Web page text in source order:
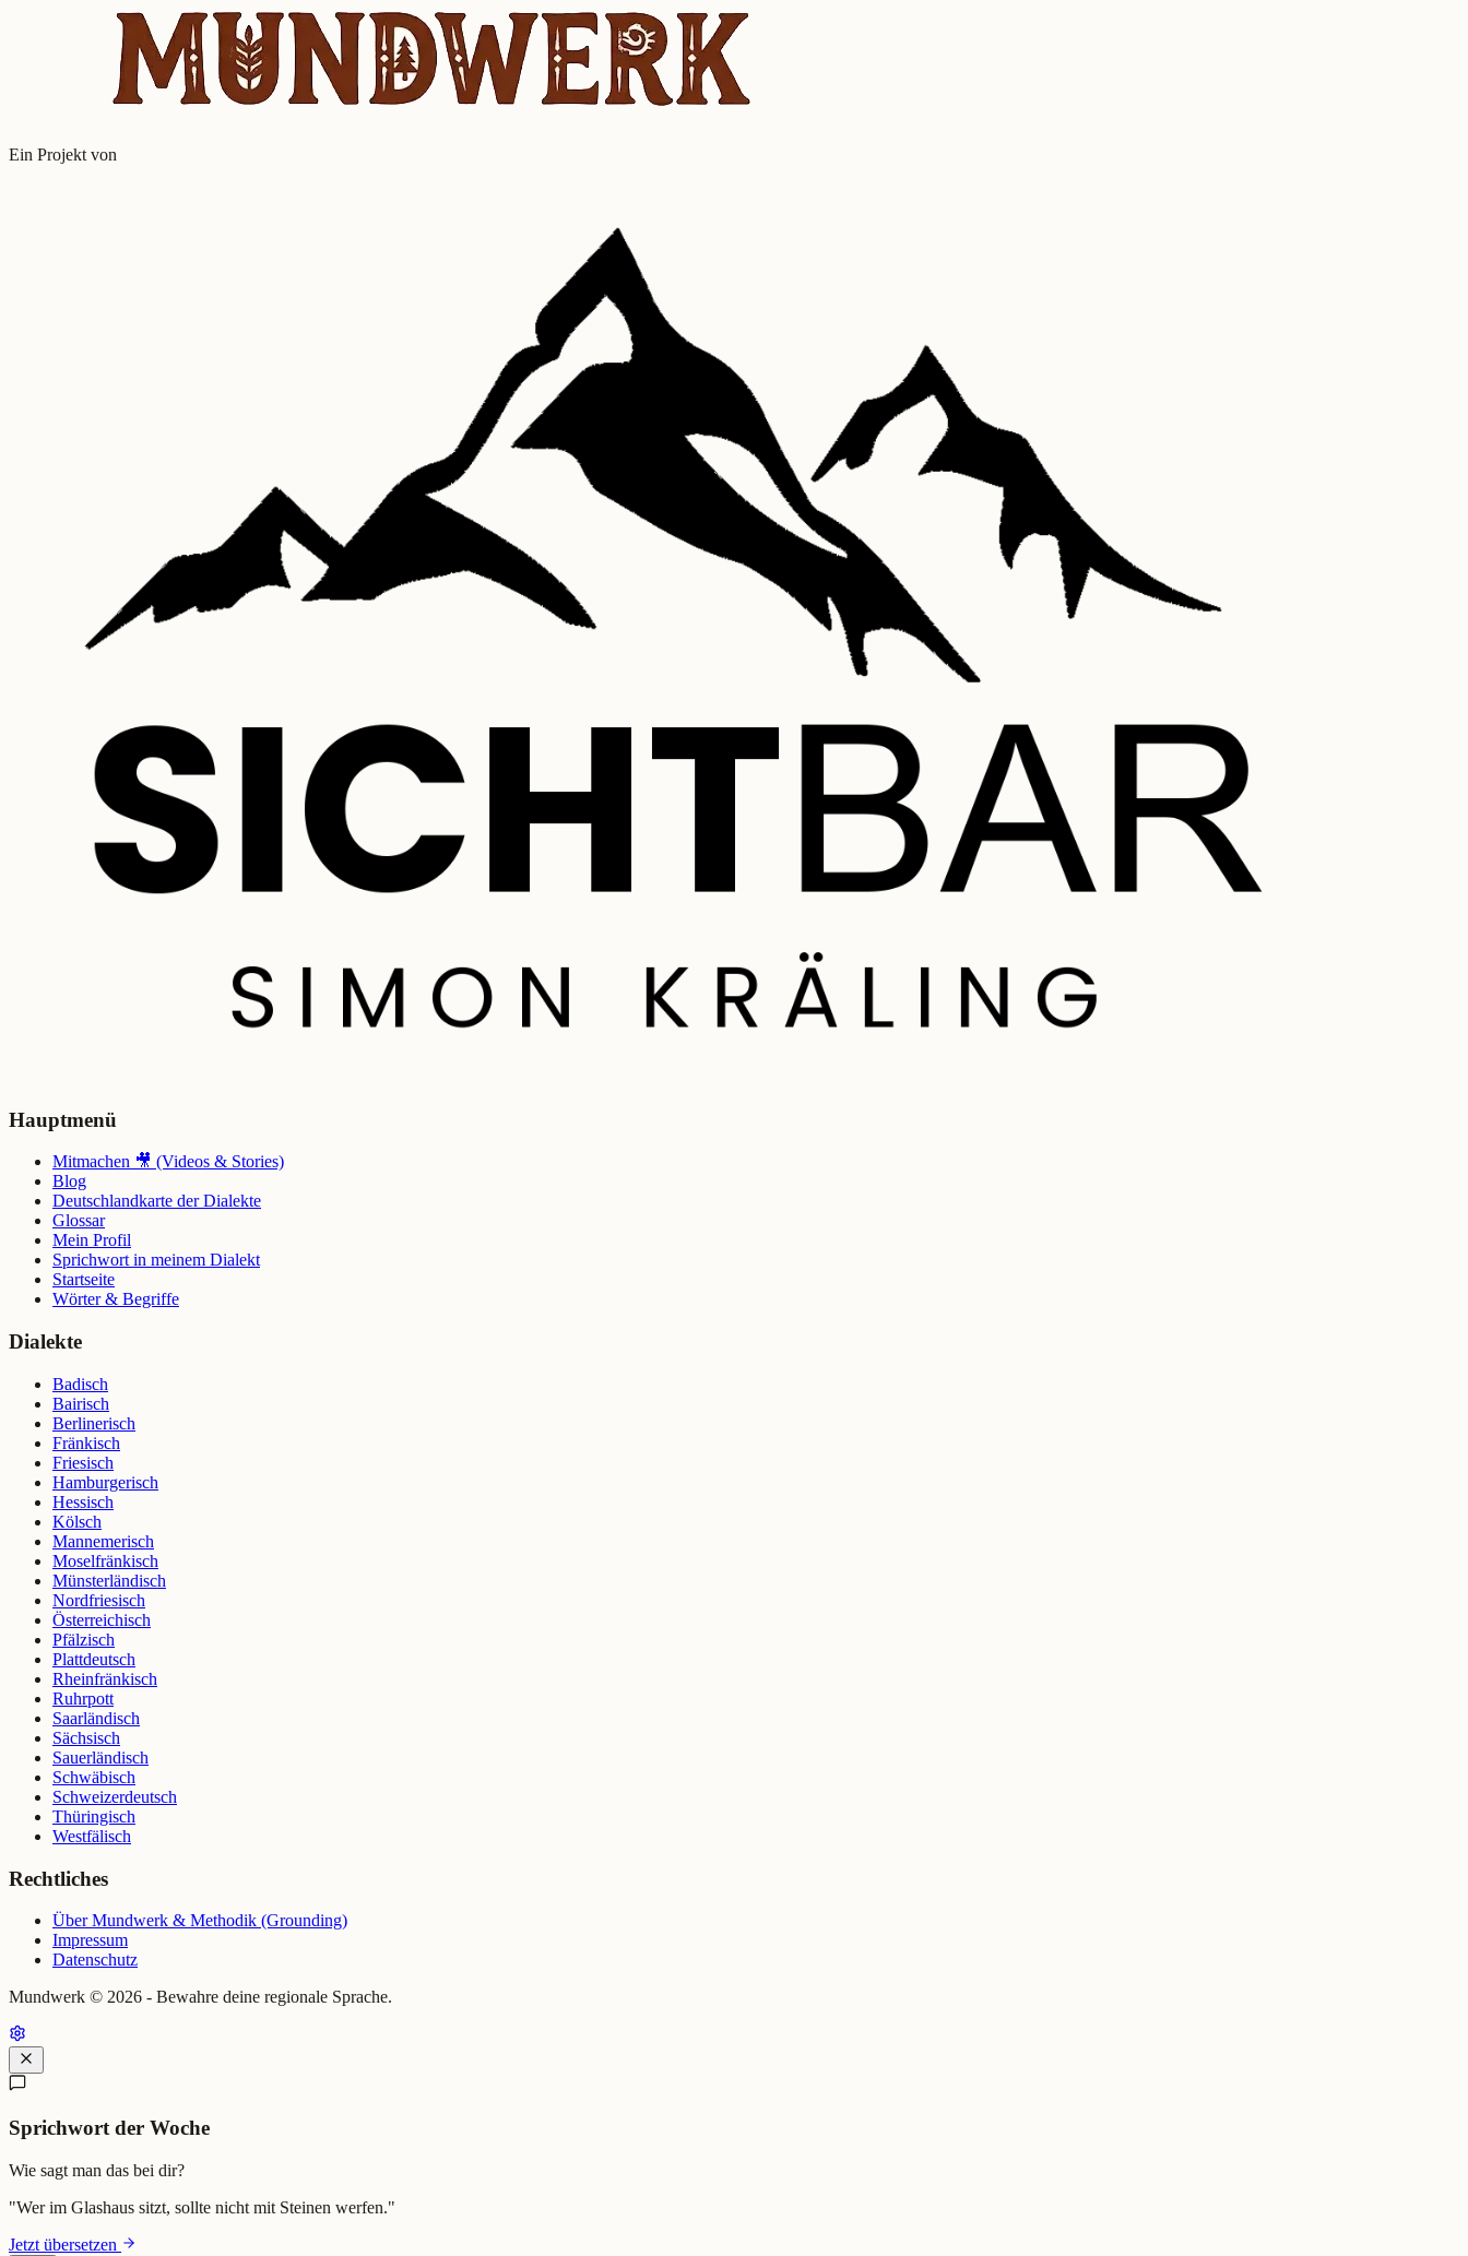
Ein Projekt von
Hauptmenü
Mitmachen 🎥 (Videos & Stories)
Blog
Deutschlandkarte der Dialekte
Glossar
Mein Profil
Sprichwort in meinem Dialekt
Startseite
Wörter & Begriffe
Dialekte
Badisch
Bairisch
Berlinerisch
Fränkisch
Friesisch
Hamburgerisch
Hessisch
Kölsch
Mannemerisch
Moselfränkisch
Münsterländisch
Nordfriesisch
Österreichisch
Pfälzisch
Plattdeutsch
Rheinfränkisch
Ruhrpott
Saarländisch
Sächsisch
Sauerländisch
Schwäbisch
Schweizerdeutsch
Thüringisch
Westfälisch
Rechtliches
Über Mundwerk & Methodik (Grounding)
Impressum
Datenschutz
Mundwerk © 2026 - Bewahre deine regionale Sprache.
Sprichwort der Woche
Wie sagt man das bei dir?
"Wer im Glashaus sitzt, sollte nicht mit Steinen werfen."
Jetzt übersetzen